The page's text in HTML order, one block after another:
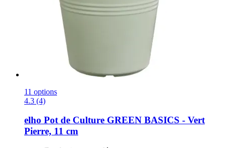
11 options
4.3 (4)
elho Pot de Culture GREEN BASICS -​ Vert
Pierre, 11 cm